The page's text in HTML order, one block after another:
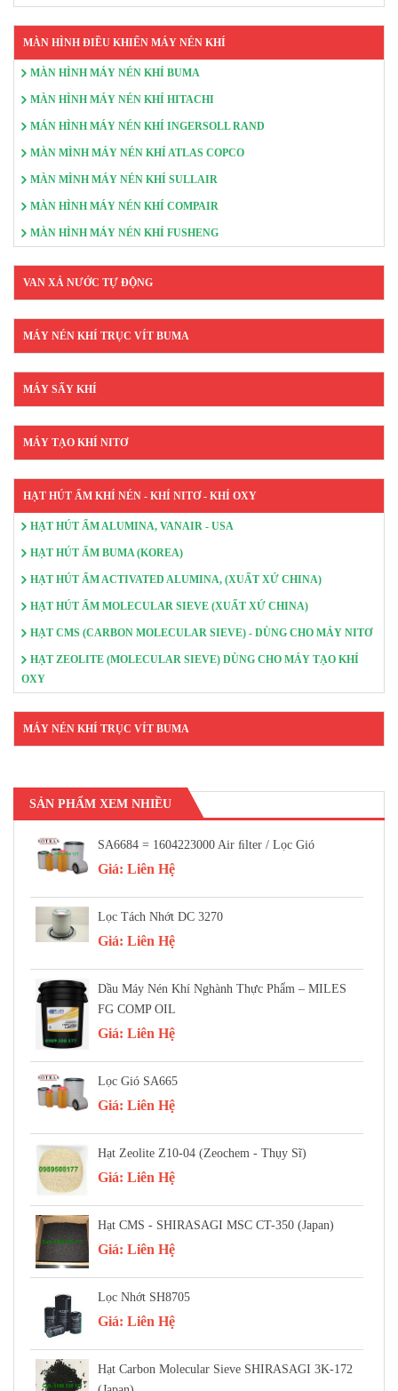
MÀN HÌNH ĐIỀU KHIỂN MÁY NÉN KHÍ
MÀN HÌNH MÁY NÉN KHÍ BUMA
MÀN HÌNH MÁY NÉN KHÍ HITACHI
MÁN HÌNH MÁY NÉN KHÍ INGERSOLL RAND
MÀN MÌNH MÁY NÉN KHÍ ATLAS COPCO
MÀN MÌNH MÁY NÉN KHÍ SULLAIR
MÀN HÌNH MÁY NÉN KHÍ COMPAIR
MÀN HÌNH MÁY NÉN KHÍ FUSHENG
VAN XẢ NƯỚC TỰ ĐỘNG
MÁY NÉN KHÍ TRỤC VÍT BUMA
MÁY SẤY KHÍ
MÁY TẠO KHÍ NITƠ
HẠT HÚT ẨM KHÍ NÉN - KHÍ NITƠ - KHÍ OXY
HẠT HÚT ẨM ALUMINA, VANAIR - USA
HẠT HÚT ẨM BUMA (KOREA)
HẠT HÚT ẨM ACTIVATED ALUMINA, (XUẤT XỨ CHINA)
HẠT HÚT ẨM MOLECULAR SIEVE (XUẤT XỨ CHINA)
HẠT CMS (CARBON MOLECULAR SIEVE) - DÙNG CHO MÁY NITƠ
HẠT ZEOLITE (MOLECULAR SIEVE) DÙNG CHO MÁY TẠO KHÍ
OXY
MÁY NÉN KHÍ TRỤC VÍT BUMA
SẢN PHẨM XEM NHIỀU
SA6684 = 1604223000 Air FIlter / Lọc Gió
Giá: Liên Hệ
Lọc Tách Nhớt DC 3270
Giá: Liên Hệ
Dầu Máy Nén Khí Nghành Thực Phẩm – MILES
FG COMP OIL
Giá: Liên Hệ
Lọc Gió SA665
Giá: Liên Hệ
Hạt Zeolite Z10-04 (Zeochem - Thụy Sĩ)
Giá: Liên Hệ
Hạt CMS - SHIRASAGI MSC CT-350 (Japan)
Giá: Liên Hệ
Lọc Nhớt SH8705
Giá: Liên Hệ
Hạt Carbon Molecular Sieve SHIRASAGI 3K-172